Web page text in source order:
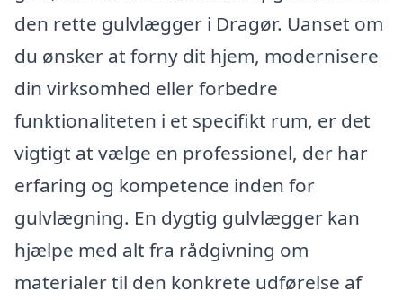
den rette gulvlægger i Dragør. Uanset om
du ønsker at forny dit hjem, modernisere
din virksomhed eller forbedre
funktionaliteten i et specifikt rum, er det
vigtigt at vælge en professionel, der har
erfaring og kompetence inden for
gulvlægning. En dygtig gulvlægger kan
hjælpe med alt fra rådgivning om
materialer til den konkrete udførelse af